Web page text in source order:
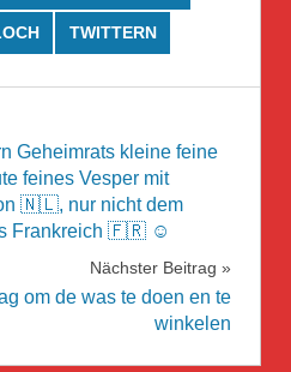
TWITTERN
Geheimrats kleine feine
feines Vesper mit
🇳🇱, nur nicht dem
Frankreich 🇫🇷 ☺️
Nächster Beitrag
om de was te doen en te
winkelen